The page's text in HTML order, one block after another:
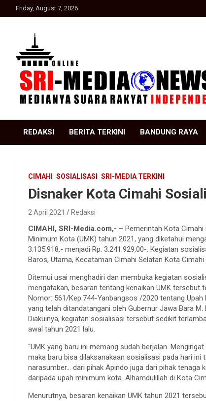
to
Friday, August 7, 2026
SRI Media news
REDAKSI BERITA TERKINI BANDUNG RAYA
CIMAHI SOSIALISASI SRI-MEDIA TERKINI
Disnaker Kota Cimahi
2 April 2021 Redaksi
CIMAHI, SRI-Media.com,- – Pemerintah Kota Cimahi
Minimum Kota (UMK) tahun 2021, yang diketahui
3.135.918,- menjadi Rp. 3.241.929,00-. Kegiatan
Baros, Utama, Kecataman Cimahi Selatan Kota
Ditemui usai menghadiri dan membuka kegiatan
mengatakan, besaran tentang kenaikan UMK tersebut
Nomor: 561/Kep.744-Yanbangsos /2020 tentang
yang telah ditandatangani oleh Gubernur Jawa Bara
Diakuinya, kegiatan sosialisasi tersebut sedikit
awal tahun 2021 lalu.
“UMK yang baru ini memang sudah berjalan.
maka baru bisa dilaksanakaan sosialisasi pada hari
narasumber… dari pihak Apindo juga dari pihak
daripada upah minimum kota. Alhamdulillah di Kota
Menurutnya, besaran kenaikan UMK tahun 2021